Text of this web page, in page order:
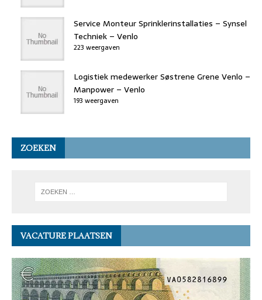
Service Monteur Sprinklerinstallaties – Synsel
Techniek – Venlo
223 weergaven
Logistiek medewerker Søstrene Grene Venlo –
Manpower – Venlo
193 weergaven
ZOEKEN
VACATURE PLAATSEN